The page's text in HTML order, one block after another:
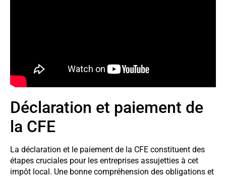
Déclaration et paiement de
la CFE
La déclaration et le paiement de la CFE constituent des
étapes cruciales pour les entreprises assujetties à cet
impôt local. Une bonne compréhension des obligations et